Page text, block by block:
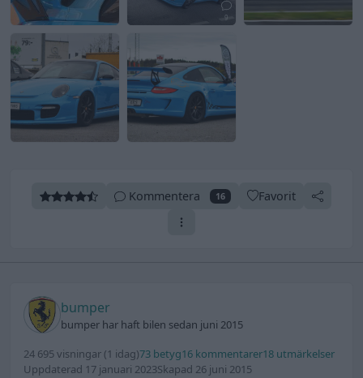
9
Kommentera 16 Favorit
bumper
bumper har haft bilen sedan juni 2015
24 695 visningar (1 idag)73 betyg16 kommentarer18 utmärkelser
Uppdaterad 17 januari 2023Skapad 26 juni 2015